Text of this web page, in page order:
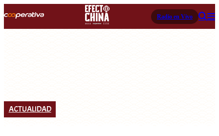
Radio en Vivo
ACTUALIDAD